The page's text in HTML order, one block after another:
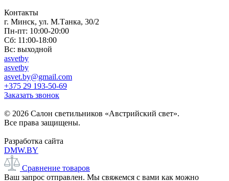
Контакты
г. Минск, ул. М.Танка, 30/2
Пн-пт: 10:00-20:00
Сб: 11:00-18:00
Вс: выходной
asvetby
asvetby
asvet.by@gmail.com
+375 29 193-50-69
Заказать звонок
© 2026 Салон светильников «Австрийский свет».
Все права защищены.
Разработка сайта
DMW.BY
Сравнение товаров
Ваш запрос отправлен. Мы свяжемся с вами как можно